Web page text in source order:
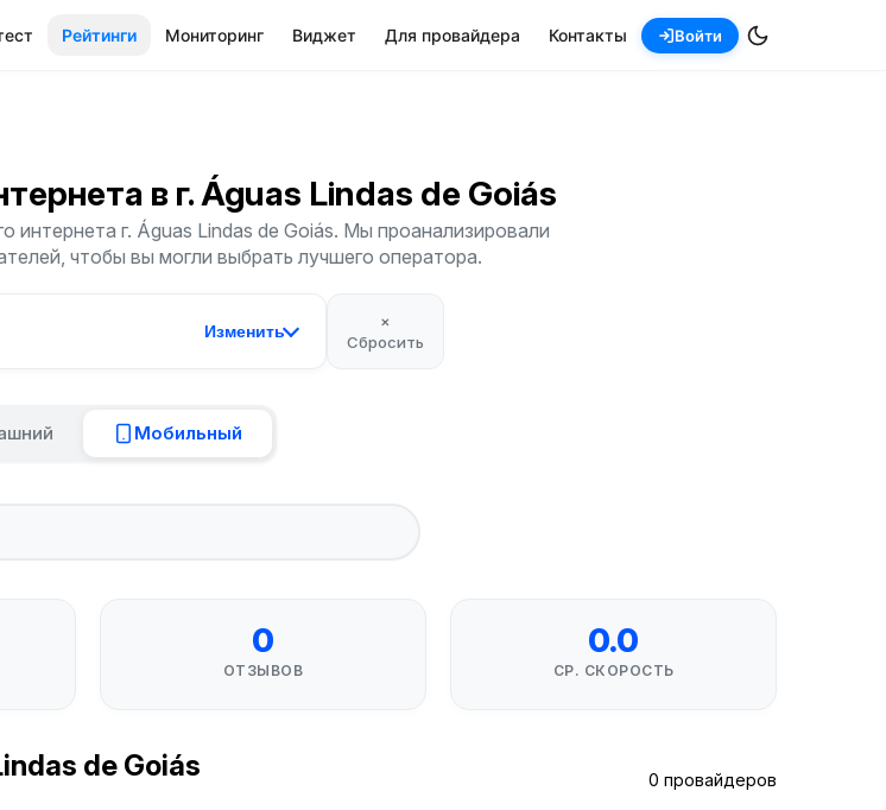
Рейтинги Мониторинг Виджет Для провайдера Контакты Войти
в г. Águas Lindas de Goiás
интернета г. Águas Lindas de Goiás. Мы проанализировали
чтобы вы могли выбрать лучшего оператора.
Изменить
×
Сбросить
Мобильный
0
ОТЗЫВОВ
0.0
СР. СКОРОСТЬ
de Goiás 0 провайдеров